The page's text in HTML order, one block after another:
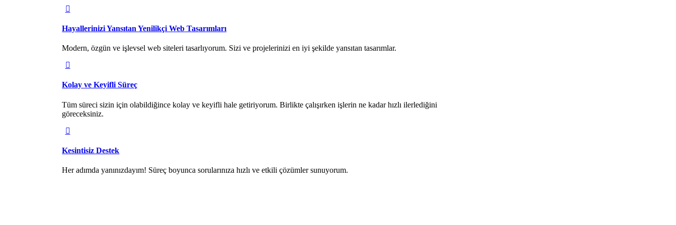
Hayallerinizi Yansıtan Yenilikçi Web Tasarımları
Modern, özgün ve işlevsel web siteleri tasarlıyorum. Sizi ve projelerinizi en iyi şekilde yansıtan tasarımlar.
Kolay ve Keyifli Süreç
Tüm süreci sizin için olabildiğince kolay ve keyifli hale getiriyorum. Birlikte çalışırken işlerin ne kadar hızlı ilerlediğini
göreceksiniz.
Kesintisiz Destek
Her adımda yanınızdayım! Süreç boyunca sorularınıza hızlı ve etkili çözümler sunuyorum.